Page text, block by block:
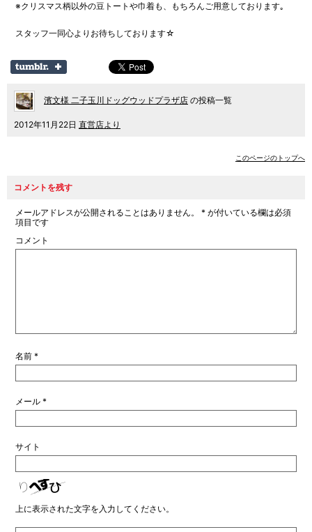
※クリスマス柄以外の豆トートや巾着も、もちろんご用意しております｡
スタッフ一同心よりお待ちしております☆
濱文様 二子玉川ドッグウッドプラザ店 の投稿一覧
2012年11月22日 直営店より
このページのトップへ
コメントを残す
メールアドレスが公開されることはありません。 * が付いている欄は必須
項目です
コメント
名前 *
メール *
サイト
上に表示された文字を入力してください。